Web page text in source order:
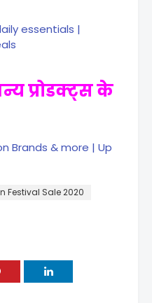
essentials |
प्रोडक्ट्स के
Brands & more | Up
Festival Sale 2020